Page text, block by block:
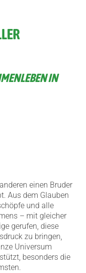
IN
einen Bruder
Aus dem Glauben
und alle
– mit gleicher
gerufen, diese
zu bringen,
Universum
besonders die